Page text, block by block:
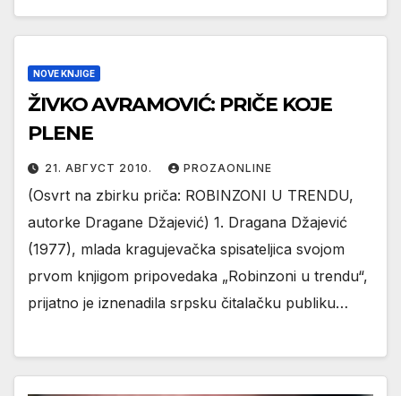
NOVE KNJIGE
ŽIVKO AVRAMOVIĆ: PRIČE KOJE
PLENE
21. АВГУСТ 2010. PROZAONLINE
(Osvrt na zbirku priča: ROBINZONI U TRENDU,
autorke Dragane Džajević) 1. Dragana Džajević
(1977), mlada kragujevačka spisateljica svojom
prvom knjigom pripovedaka „Robinzoni u trendu“,
prijatno je iznenadila srpsku čitalačku publiku…